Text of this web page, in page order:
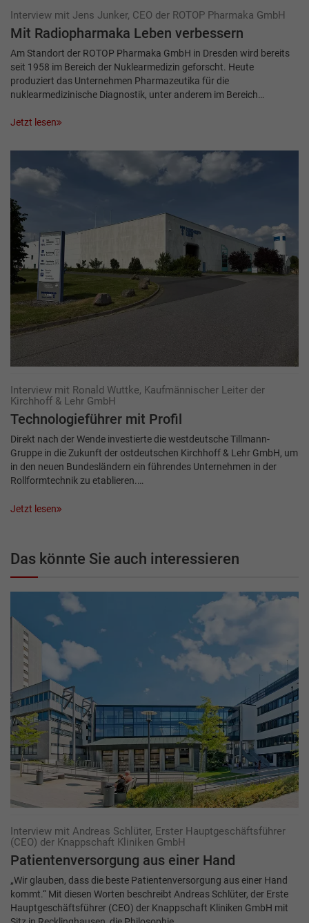
Interview mit Jens Junker, CEO der ROTOP Pharmaka GmbH
Mit Radiopharmaka Leben verbessern
Am Standort der ROTOP Pharmaka GmbH in Dresden wird bereits
seit 1958 im Bereich der Nuklearmedizin geforscht. Heute
produziert das Unternehmen Pharmazeutika für die
nuklearmedizinische Diagnostik, unter anderem im Bereich…
Jetzt lesen
Interview mit Ronald Wuttke, Kaufmännischer Leiter der
Kirchhoff & Lehr GmbH
Technologieführer mit Profil
Direkt nach der Wende investierte die westdeutsche Tillmann-
Gruppe in die Zukunft der ostdeutschen Kirchhoff & Lehr GmbH, um
in den neuen Bundesländern ein führendes Unternehmen in der
Rollformtechnik zu etablieren.…
Jetzt lesen
Das könnte Sie auch interessieren
Interview mit Andreas Schlüter, Erster Hauptgeschäftsführer
(CEO) der Knappschaft Kliniken GmbH
Patientenversorgung aus einer Hand
„Wir glauben, dass die beste Patientenversorgung aus einer Hand
kommt.“ Mit diesen Worten beschreibt An­dreas Schlüter, der Erste
Hauptgeschäftsführer (CEO) der Knappschaft Kliniken GmbH mit